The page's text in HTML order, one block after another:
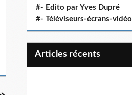
#- Edito par Yves Dupré
#- Téléviseurs-écrans-vidéo
articles récents